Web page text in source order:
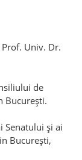
Univ. Dr.
de
București.
Senatului și ai
București,